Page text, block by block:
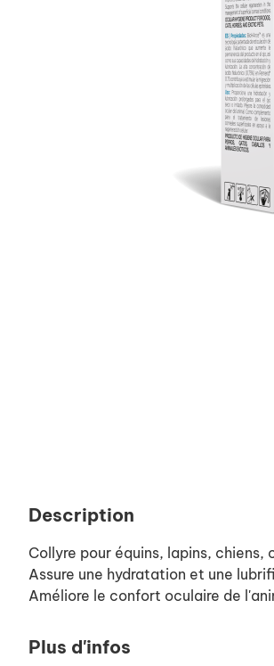
Description
Collyre pour équins, lapins, chiens,
Assure une hydratation et une
Améliore le confort oculaire de
Plus d'infos